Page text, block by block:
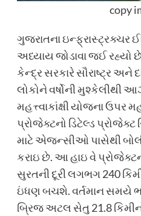
copy
ગુજરાતના ઇન્ફ્રાસ્ટ્રક્ચર
અધ્યાય જોડાવા જઈ રહ્યો
કેન્દ્ર સરકારે સૌરાષ્ટ્ર અને
લોકોને વર્ષોની મુશ્કેલીથી
મહત્ત્વાકાંક્ષી યોજના ઉપર
પ્રોજેક્ટનો ડિટેલ્ડ પ્રોજેક્ટ
માટે એજન્સીઓ પાસેથી
કરાઇ છે. આ હાઇ વે
સુરતની દૂરી લગભગ 240
ઇંધણ બચશે. વર્તમાન સમયે
બ્રિજ અટલ સેતુ 21.8